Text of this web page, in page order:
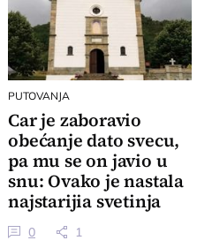
PUTOVANJA
Car je zaboravio
obećanje dato svecu,
pa mu se on javio u
snu: Ovako je nastala
najstarijia svetinja
Srbije
0 1